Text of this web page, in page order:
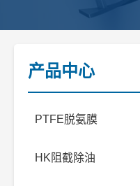
产品中心
PTFE脱氨膜
HK阻截除油